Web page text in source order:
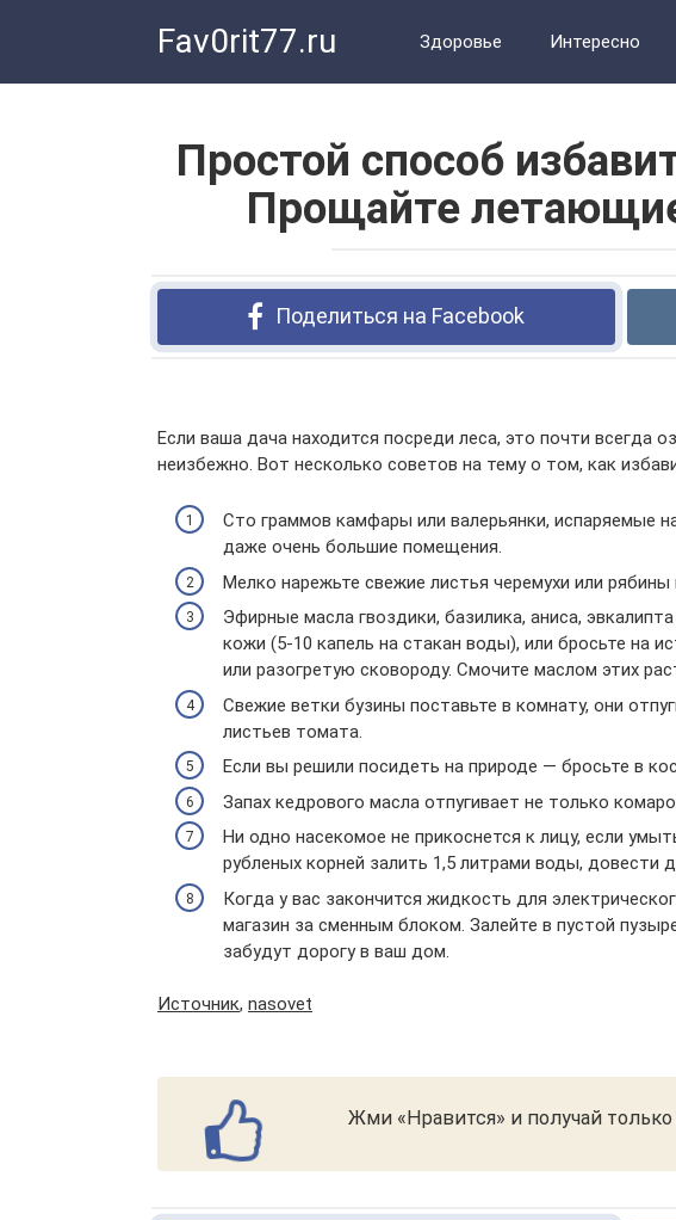
Fav0rit77.ru Здоровье Интересно
Простой способ
Прощайте
Поделиться на Facebook
Если ваша дача находится посреди леса, это почти всегда
неизбежно. Вот несколько советов на тему о том, как
Сто граммов камфары или валерьянки, испаряемые
даже очень большие помещения.
Мелко нарежьте свежие листья черемухи или
Эфирные масла гвоздики, базилика, аниса,
кожи (5-10 капель на стакан воды), или бросьте на
или разогретую сковороду. Смочите маслом этих
Свежие ветки бузины поставьте в комнату, они
листьев томата.
Если вы решили посидеть на природе — бросьте в
Запах кедрового масла отпугивает не только
Ни одно насекомое не прикоснется к лицу, если
рубленых корней залить 1,5 литрами воды, довести
Когда у вас закончится жидкость для
магазин за сменным блоком. Залейте в пустой
забудут дорогу в ваш дом.
Источник, nasovet
Жми «Нравится» и получай